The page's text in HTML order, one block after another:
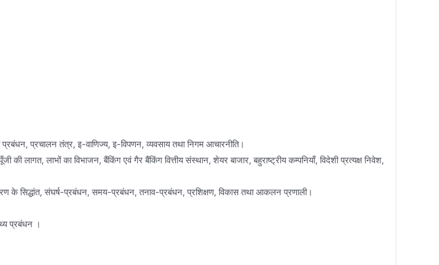
प्रचालन तंत्र, इ-वाणिज्य, इ-विपणन, व्यवसाय तथा निगम आचारनीति।
लागत, लाभों का विभाजन, बैंकिंग एवं गैर बैंकिंग वित्तीय संस्थान, शेयर बाजार, बहुराष्ट्रीय कम्पनियाँ, विदेशी प्रत्यक्ष निवेश,
के सिद्धांत, संघर्ष-प्रबंधन, समय-प्रबंधन, तनाव-प्रबंधन, प्रशिक्षण, विकास तथा आकलन प्रणाली।
प्रबंधन ।